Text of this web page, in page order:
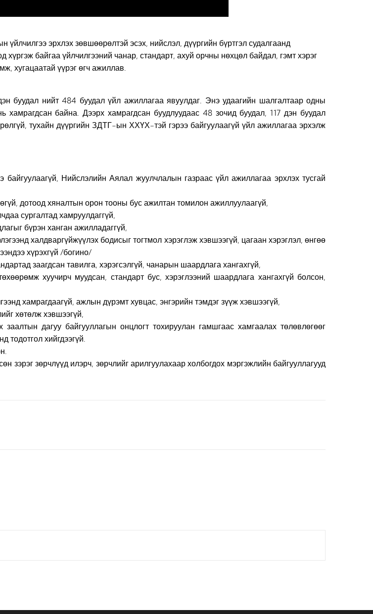
эрхлэх зөвшөөрөлтэй эсэх, нийслэл, дүүргийн бүртгэл судалгаанд
хүргэж байгаа үйлчилгээний чанар, стандарт, ахуй орчны нөхцөл байдал, гэмт хэрэг
хугацаатай үүрэг өгч ажиллав.
буудал нийт 484 буудал үйл ажиллагаа явуулдаг. Энэ удаагийн шалгалтаар одны
байна. Дээрх хамрагдсан буудлуудаас 48 зочид буудал, 117 дэн буудал
тухайн дүүргийн ЗДТГ-ын ХХҮХ-тэй гэрээ байгуулаагүй үйл ажиллагаа эрхэлж
Нийслэлийн Аялал жуулчлалын газраас үйл ажиллагаа эрхлэх тусгай
дотоод хяналтын орон тооны бус ажилтан томилон ажиллуулаагүй,
сургалтад хамруулдаггүй,
бүрэн ханган ажилладаггүй,
халдваргүйжүүлэх бодисыг тогтмол хэрэглэж хэвшээгүй, цагаан хэрэглэл, өнгөө
хүрэхгүй /богино/
заагдсан тавилга, хэрэгсэлгүй, чанарын шаардлага хангахгүй,
хуучирч муудсан, стандарт бус, хэрэглээний шаардлага хангахгүй болсон,
хамрагдаагүй, ажлын дүрэмт хувцас, энгэрийн тэмдэг зүүж хэвшээгүй,
хөтөлж хэвшээгүй,
дагуу байгууллагын онцлогт тохируулан гамшгаас хамгаалах төлөвлөгөөг
тодотгол хийгдээгүй.
зэрэг зөрчлүүд илэрч, зөрчлийг арилгуулахаар холбогдох мэргэжлийн байгууллагууд